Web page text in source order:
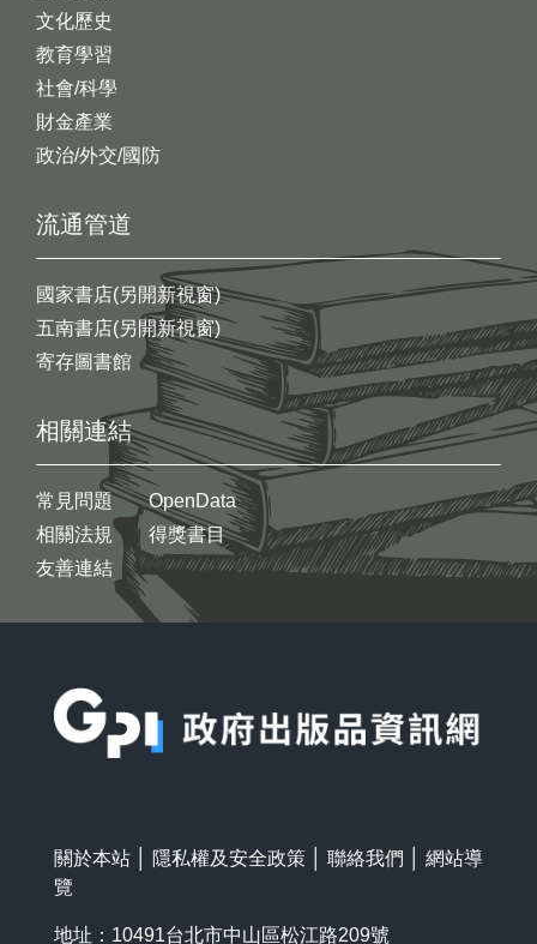
文化歷史
教育學習
社會/科學
財金產業
政治/外交/國防
流通管道
國家書店(另開新視窗)
五南書店(另開新視窗)
寄存圖書館
相關連結
常見問題
相關法規
友善連結
OpenData
得獎書目
關於本站 隱私權及安全政策 聯絡我們
網站導
覽
地址：10491台北市中山區松江路209號